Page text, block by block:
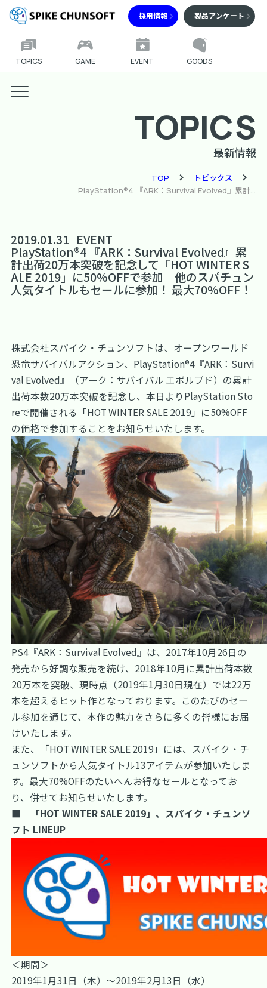
採用情報 製品アンケート
TOPICS GAME EVENT GOODS
TOPICS
最新情報
TOP
トピックス
PlayStation®4 『ARK：Survival Evolved』累計出荷20万本突破を記念して「HOT WINTER SALE 2019」に50%OFFで参加 他のスパチュン人気タイトルもセールに参加！ 最大70%OFF！
2019.01.31 EVENT
PlayStation®4 『ARK：Survival Evolved』累
計出荷20万本突破を記念して「HOT WINTER S
ALE 2019」に50%OFFで参加 他のスパチュン
人気タイトルもセールに参加！ 最大70%OFF！
株式会社スパイク・チュンソフトは、オープンワールド
恐竜サバイバルアクション、PlayStation®4『ARK：Survi
val Evolved』（アーク：サバイバル エボルブド）の累計
出荷本数20万本突破を記念し、本日よりPlayStation Sto
reで開催される「HOT WINTER SALE 2019」に50%OFF
の価格で参加することをお知らせいたします。
PS4『ARK：Survival Evolved』は、2017年10月26日の
発売から好調な販売を続け、2018年10月に累計出荷本数
20万本を突破、現時点（2019年1月30日現在）では22万
本を超えるヒット作となっております。このたびのセー
ル参加を通じて、本作の魅力をさらに多くの皆様にお届
けいたします。
また、「HOT WINTER SALE 2019」には、スパイク・チ
ュンソフトから人気タイトル13アイテムが参加いたしま
す。最大70%OFFのたいへんお得なセールとなってお
り、併せてお知らせいたします。
■ 「HOT WINTER SALE 2019」、スパイク・チュンソ
フト LINEUP
＜期間＞
2019年1月31日（木）～2019年2月13日（水）